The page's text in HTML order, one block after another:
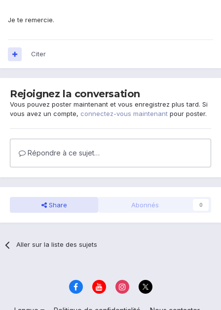
Je te remercie.
Citer
Rejoignez la conversation
Vous pouvez poster maintenant et vous enregistrez plus tard. Si
vous avez un compte, connectez-vous maintenant pour poster.
Répondre à ce sujet…
Share Abonnés 0
Aller sur la liste des sujets